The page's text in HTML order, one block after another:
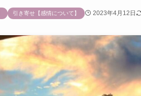
引き寄せ【感情について】 2023年4月12日